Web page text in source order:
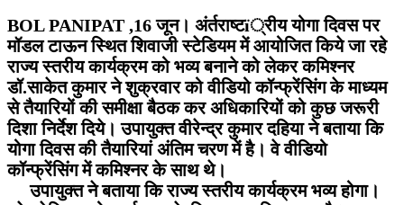
BOL PANIPAT ,16 जून। अंर्तराष्टï्रीय योगा दिवस पर
मॉडल टाऊन स्थित शिवाजी स्टेडियम में आयोजित किये जा रहे
राज्य स्तरीय कार्यक्रम को भव्य बनाने को लेकर कमिश्नर
डॉ.साकेत कुमार ने शुक्रवार को वीडियो कॉन्फ्रेंसिंग के माध्यम
से तैयारियों की समीक्षा बैठक कर अधिकारियों को कुछ जरूरी
दिशा निर्देश दिये। उपायुक्त वीरेन्द्र कुमार दहिया ने बताया कि
योगा दिवस की तैयारियां अंतिम चरण में है। वे वीडियो
कॉन्फ्रेंसिंग में कमिश्नर के साथ थे।
उपायुक्त ने बताया कि राज्य स्तरीय कार्यक्रम भव्य होगा।